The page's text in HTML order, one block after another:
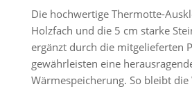
Die hochwertige Thermotte-
Holzfach und die 5 cm starke
ergänzt durch die mitgelieferten
gewährleisten eine
Wärmespeicherung. So bleibt die